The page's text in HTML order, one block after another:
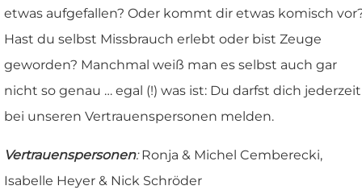
etwas aufgefallen? Oder kommt dir etwas komisch
Hast du selbst Missbrauch erlebt oder bist Zeuge
geworden? Manchmal weiß man es selbst auch gar
nicht so genau … egal (!) was ist: Du darfst dich jederzeit
bei unseren Vertrauenspersonen melden.
Vertrauenspersonen:Ronja & Michel Cemberecki,
Isabelle Heyer & Nick Schröder